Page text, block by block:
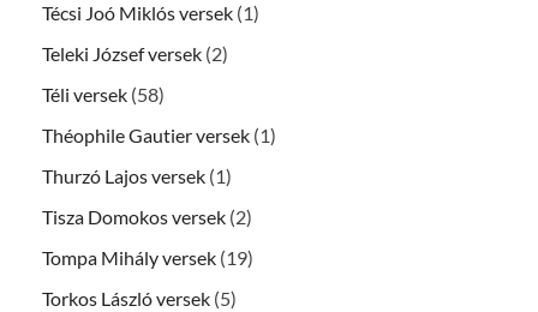
Técsi Joó Miklós versek (1)
Teleki József versek (2)
Téli versek (58)
Théophile Gautier versek (1)
Thurzó Lajos versek (1)
Tisza Domokos versek (2)
Tompa Mihály versek (19)
Torkos László versek (5)